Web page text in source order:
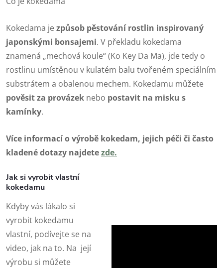
Kokedama jezpůsob pěstování rostlin inspirovaný
japonskými bonsajemi. V překladu kokedama
znamená „mechová koule“ (Ko Key Da Ma), jde tedy o
rostlinu umístěnou v kulatém balu tvořeném speciálním
substrátem a obalenou mechem. Kokedamu můžete
pověsit za provázek nebo postavit na misku s
kamínky.
Více informací o výrobě kokedam, jejich péči či často
kladené dotazy najdetezde.
Jak si vyrobit vlastní
kokedamu
Kdyby vás lákalo si
vyrobit kokedamu
vlastní, podívejte se na
video, jak na to. Na její
výrobu si můžete